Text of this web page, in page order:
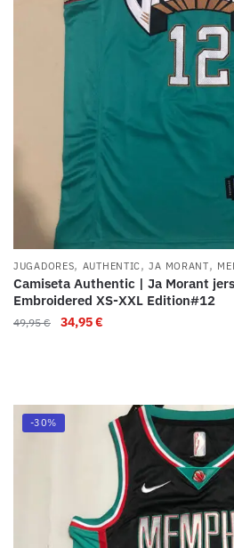
JUGADORES, AUTHENTIC,JA MORANT,
Camiseta Authentic | Ja Morant
Embroidered XS-XXL Edition#12
49,95€ 34,95€
-30%